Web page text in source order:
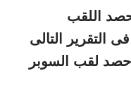
اللقب
التقرير التالى
لقب السوبر